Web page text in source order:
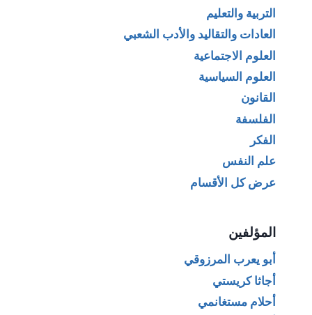
التربية والتعليم
العادات والتقاليد والأدب الشعبي
العلوم الاجتماعية
العلوم السياسية
القانون
الفلسفة
الفكر
علم النفس
عرض كل الأقسام
المؤلفين
أبو يعرب المرزوقي
أجاثا كريستي
أحلام مستغانمي